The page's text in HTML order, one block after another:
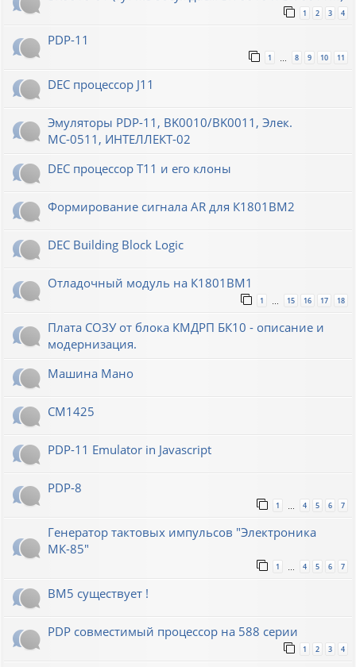
1 2 3 4
PDP-11
1 8 9 10 11
DEC процессор J11
Эмуляторы PDP-11, BK0010/BK0011, Элек.
МС-0511, ИНТЕЛЛЕКТ-02
DEC процессор T11 и его клоны
Формирование сигнала AR для К1801ВМ2
DEC Building Block Logic
Отладочный модуль на К1801ВМ1
1 15 16 17 18
Плата СОЗУ от блока КМДРП БК10 - описание и
модернизация.
Машина Мано
СМ1425
PDP-11 Emulator in Javascript
PDP-8
1 4 5 6 7
Генератор тактовых импульсов "Электроника
МК-85"
1 4 5 6 7
ВМ5 существует !
PDP совместимый процессор на 588 серии
1 2 3 4